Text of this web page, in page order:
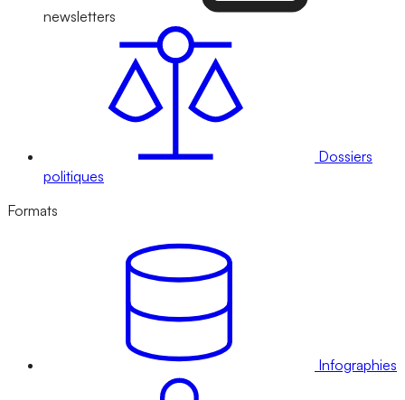
newsletters
Dossiers
politiques
Formats
Infographies